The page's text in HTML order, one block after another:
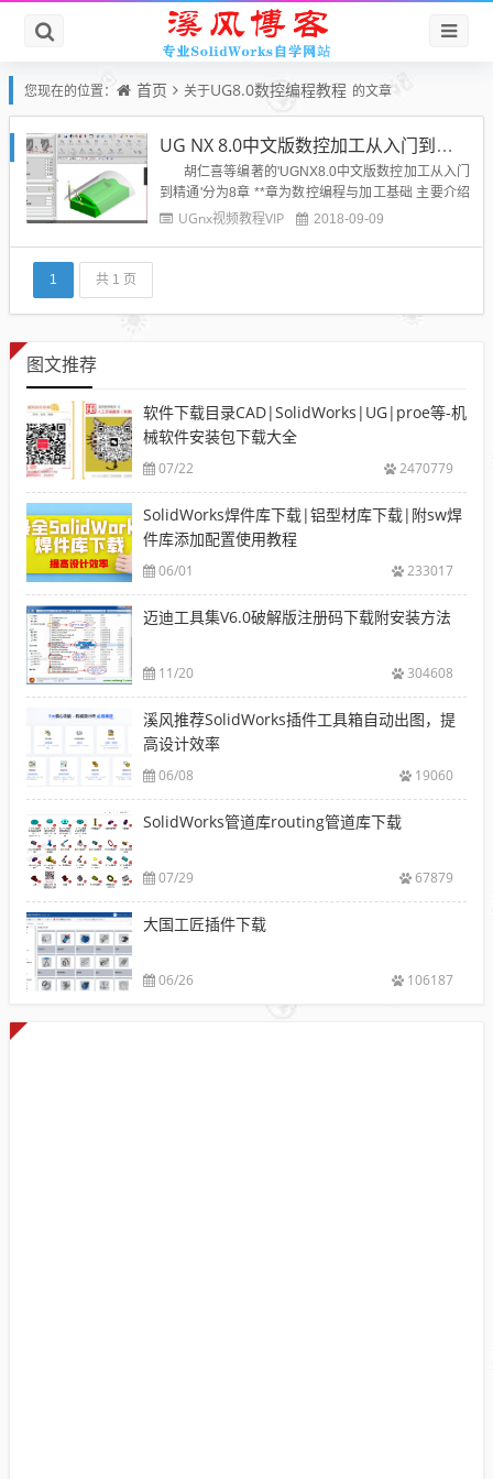
您现在的位置： 首页 关于UG8.0数控编程教程 的文章
UG NX 8.0中文版数控加工从入门到精通视频教程
胡仁喜等编著的'UGNX8.0中文版数控加工从入门
到精通'分为8章 **章为数控编程与加工基础 主要介绍
了数控加工的原理、方法、一般步骤 数控编程的基础
UGnx视频教程VIP 2018-09-09
1 共 1 页
图文推荐
软件下载目录CAD|SolidWorks|UG|proe等-机
械软件安装包下载大全
07/22 2470779
SolidWorks焊件库下载|铝型材库下载|附sw焊
件库添加配置使用教程
06/01 233017
迈迪工具集V6.0破解版注册码下载附安装方法
11/20 304608
溪风推荐SolidWorks插件工具箱自动出图，提
高设计效率
06/08 19060
SolidWorks管道库routing管道库下载
07/29 67879
大国工匠插件下载
06/26 106187